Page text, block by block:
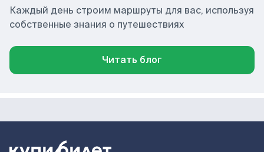
Каждый день строим маршруты для вас, используя
собственные знания о путешествиях
Читать блог